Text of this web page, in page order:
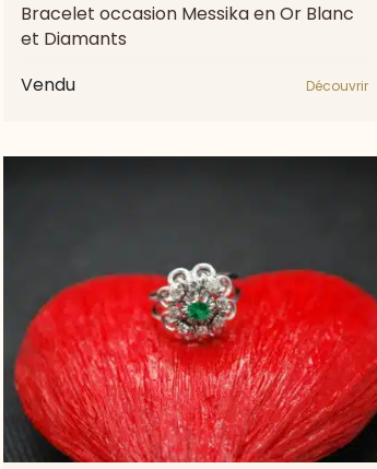
Bracelet occasion Messika en Or Blanc
et Diamants
Vendu
Découvrir